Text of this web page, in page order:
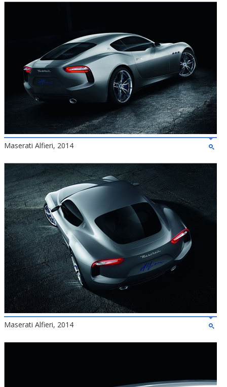
Maserati Alfieri, 2014
Maserati Alfieri, 2014